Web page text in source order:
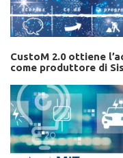
CustoM 2.0 ottiene
come produttore di